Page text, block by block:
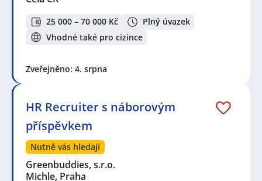
25 000 – 70 000 Kč
Plný úvazek
Vhodné také pro cizince
Zveřejněno: 4. srpna
HR Recruiter s náborovým
příspěvkem
Nutně vás hledají
Greenbuddies, s.r.o.
Michle, Praha